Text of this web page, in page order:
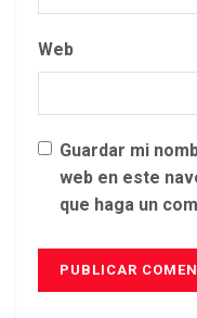
Web
Guardar mi
web en este
que haga un